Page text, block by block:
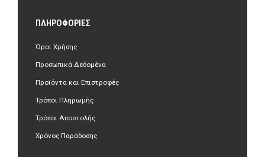
ΠΛΗΡΟΦΟΡΊΕΣ
Όροι Χρήσης
Προσωπικά Δεδομένα
Προϊόντα και Επιστροφές
Τρόποι Πληρωμής
Τρόποι Αποστολής
Χρόνος Παράδοσης